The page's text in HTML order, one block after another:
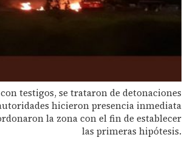
testigos, se trataron de detonaciones
hicieron presencia inmediata
la zona con el fin de establecer
las primeras hipótesis.